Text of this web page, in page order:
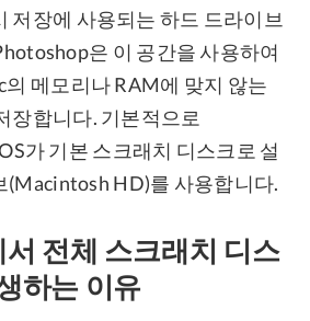
저장에 사용되는 하드 드라이브
은 이 공간을 사용하여
메모리나 RAM에 맞지 않는
장합니다. 기본적으로
가 기본 스크래치 디스크로 설
(Macintosh HD)를 사용합니다.
전체 스크래치 디스
하는 이유